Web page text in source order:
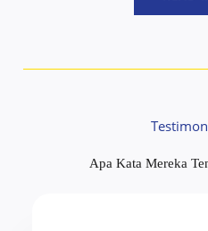
Apa Kata Mereka